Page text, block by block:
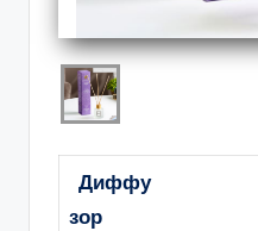
Диффу
зор